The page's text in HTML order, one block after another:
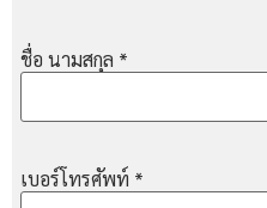
ชื่อ นามสกุล *
เบอร์โทรศัพท์ *